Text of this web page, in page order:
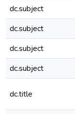
dc.subject
dc.subject
dc.subject
dc.subject
dc.title